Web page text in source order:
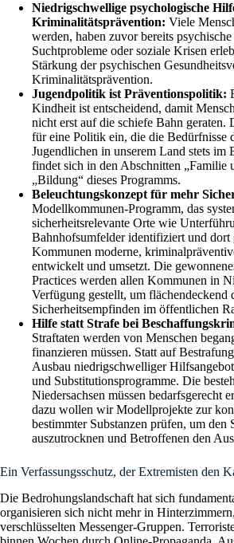
Niedrigschwellige psychologische
Kriminalitätsprävention: Viele
werden, haben zuvor bereits
Suchtprobleme oder soziale Krisen
Stärkung der psychischen
Kriminalitätsprävention.
Jugendpolitik ist Präventionspolitik:
Kindheit ist entscheidend, damit
nicht erst auf die schiefe Bahn geraten.
für eine Politik ein, die die Bedürfnisse
Jugendlichen in unserem Land stets im
findet sich in den Abschnitten „Familie
„Bildung“ dieses Programms.
Beleuchtungskonzept für mehr
Modellkommunen-Programm, das
sicherheitsrelevante Orte wie
Bahnhofsumfelder identifiziert und dort
Kommunen moderne,
entwickelt und umsetzt. Die
Practices werden allen Kommunen in
Verfügung gestellt, um flächendeckend
Sicherheitsempfinden im öffentlichen
Hilfe statt Strafe bei
Straftaten werden von Menschen
finanzieren müssen. Statt auf
Ausbau niedrigschwelliger
und Substitutionsprogramme. Die
Niedersachsen müssen bedarfsgerecht
dazu wollen wir Modellprojekte zur
bestimmter Substanzen prüfen, um den
auszutrocknen und Betroffenen den
Ein Verfassungsschutz, der Extremisten den
Die Bedrohungslandschaft hat sich
organisieren sich nicht mehr in
verschlüsselten Messenger-Gruppen.